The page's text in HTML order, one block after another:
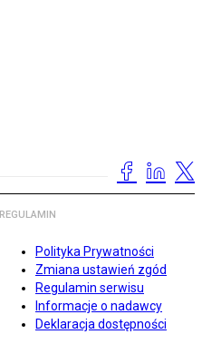
REGULAMIN
Polityka Prywatności
Zmiana ustawień zgód
Regulamin serwisu
Informacje o nadawcy
Deklaracja dostępności